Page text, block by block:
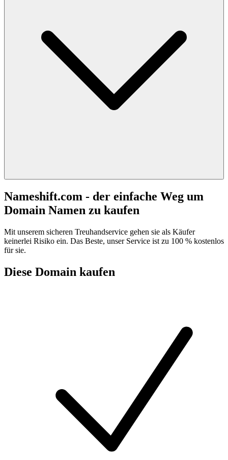
Nameshift.com - der einfache Weg um
Domain Namen zu kaufen
Mit unserem sicheren Treuhandservice gehen sie als Käufer
keinerlei Risiko ein. Das Beste, unser Service ist zu 100 % kostenlos
für sie.
Diese Domain kaufen